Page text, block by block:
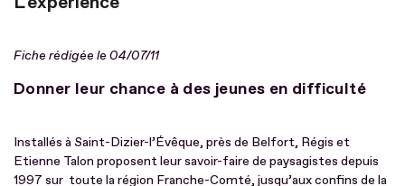
Fiche rédigée le 04/07/11
Donner leur chance à des jeunes en difficulté
Installés à Saint-Dizier-l’Évêque, près de Belfort, Régis et
Etienne Talon proposent leur savoir-faire de paysagistes depuis
1997 sur toute la région Franche-Comté, jusqu’aux confins de la